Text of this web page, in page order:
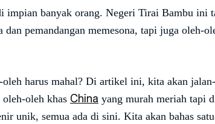
impian banyak orang. Negeri Tirai Bambu ini
dan pemandangan memesona, tapi juga oleh-
harus mahal? Di artikel ini, kita akan
oleh khas China yang murah meriah tapi
unik, semua ada di sini. Kita akan bahas